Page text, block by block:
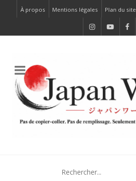
À propos Mentions légales Plan du site